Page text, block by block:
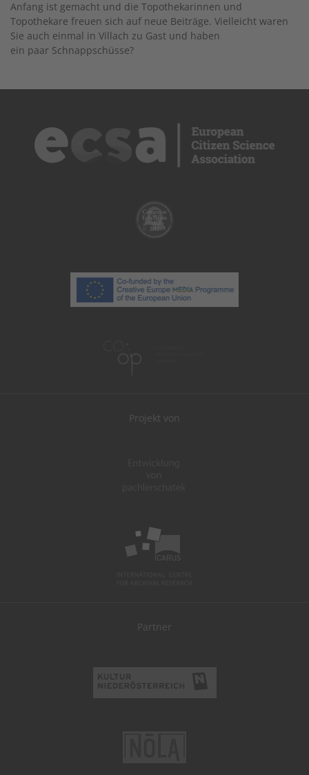
Anfang ist gemacht und die Topothekarinnen und
Topothekare freuen sich auf neue Beiträge. Vielleicht waren
Sie auch einmal in Villach zu Gast und haben
ein paar Schnappschüsse?
Projekt von
Partner